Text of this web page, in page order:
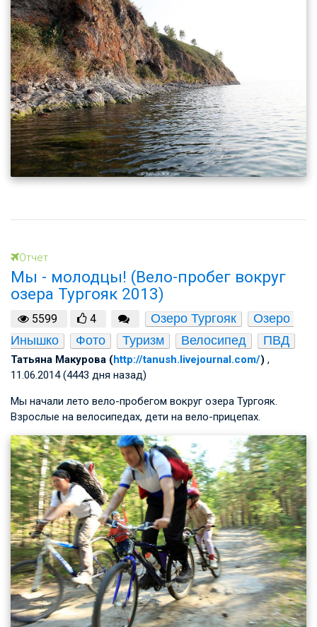
Отчет
Мы - молодцы! (Вело-пробег вокруг
озера Тургояк 2013)
5599 4 Озеро Тургояк
Озеро
Инышко
Фото Туризм Велосипед ПВД
Татьяна Макурова (http://tanush.livejournal.com/) ,
11.06.2014 (4443 дня назад)
Мы начали лето вело-пробегом вокруг озера Тургояк.
Взрослые на велосипедах, дети на вело-прицепах.